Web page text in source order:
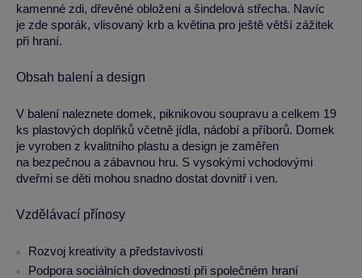
kamenné zdi, dřevěné obložení a šindelová střecha. Navíc
je zde sporák, vlisovaný krb a květina pro ještě větší zážitek
při hraní.
Obsah balení a design
V balení naleznete domek, piknikovou soupravu a celkem 19
ks plastových doplňků včetně jídla, nádobí a příborů. Domek
je vyroben z kvalitního plastu a design je zaměřen
na bezpečnou a zábavnou hru. S vysokými vchodovými
dveřmi se děti mohou snadno dostat dovnitř i ven.
Vzdělávací přínosy
Rozvoj kreativity a představivosti
Podpora sociálních dovedností při společném hraní